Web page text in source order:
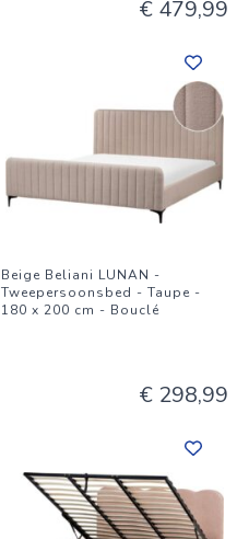
€ 479,99
Beige Beliani LUNAN -
Tweepersoonsbed - Taupe -
180 x 200 cm - Bouclé
€ 298,99